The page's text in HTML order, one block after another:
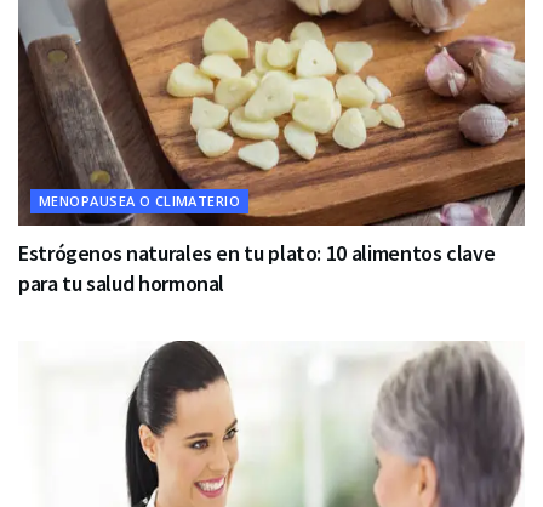
MENOPAUSEA O CLIMATERIO
Estrógenos naturales en tu plato: 10 alimentos clave
para tu salud hormonal